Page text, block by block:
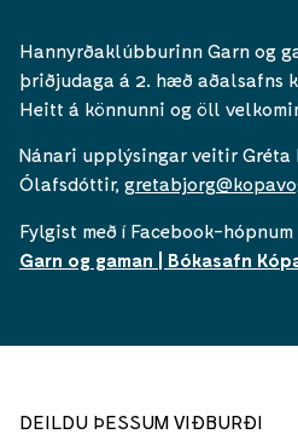
Hannyrðaklúbburinn Garn og
þriðjudaga á 2. hæð aðalsafns
Heitt á könnunni og öll
Nánari upplýsingar veitir Gréta
Ólafsdóttir,
Fylgist með í Facebook-hópnum
Garn og gaman | Bókasafn
DEILDU ÞESSUM VIÐBURÐI